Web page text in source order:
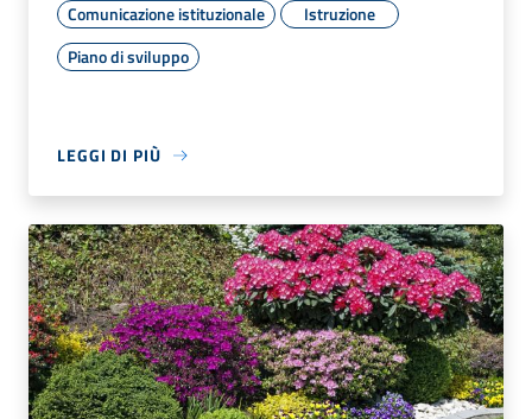
Comunicazione istituzionale
Istruzione
Piano di sviluppo
LEGGI DI PIÙ